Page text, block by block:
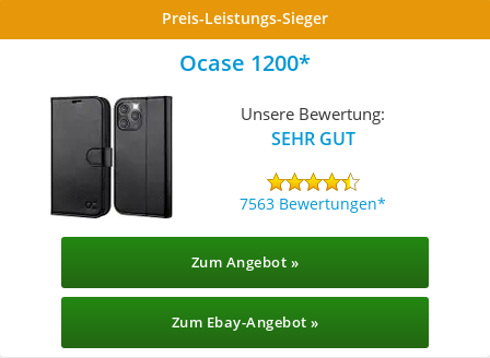
Preis-Leistungs-Sieger
Ocase 1200
Unsere Bewertung:
SEHR GUT
7563 Bewertungen
Zum Angebot »
Zum Ebay-Angebot »